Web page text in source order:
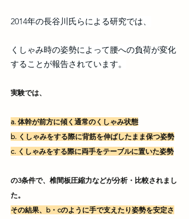
2014年の長谷川氏らによる研究では、
くしゃみ時の姿勢によって腰への負荷が変化
することが報告されています。
実験では、
a. 体幹が前方に傾く通常のくしゃみ状態
b. くしゃみをする際に背筋を伸ばしたまま保つ姿勢
c. くしゃみをする際に両手をテーブルに置いた姿勢
の3条件で、椎間板圧縮力などが分析・比較されまし
た。
その結果、b・cのように手で支えたり姿勢を安定さ